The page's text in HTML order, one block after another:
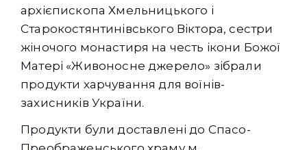
архієпископа Хмельницького і
Старокостянтинівського Віктора, сестри
жіночого монастиря на честь ікони Божої
Матері «Живоносне джерело» зібрали
продукти харчування для воїнів-
захисників України.
Продукти були доставлені до Спасо-